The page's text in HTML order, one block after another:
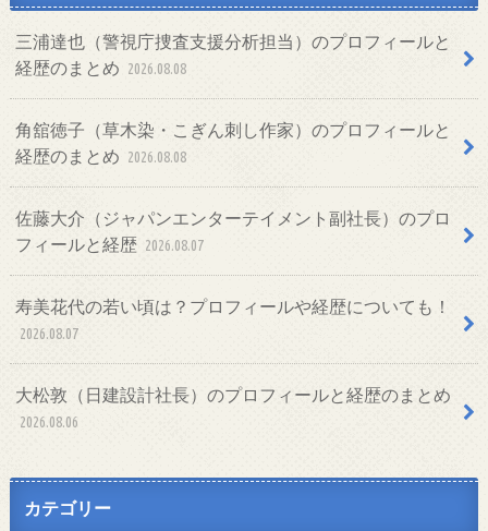
三浦達也（警視庁捜査支援分析担当）のプロフィールと
経歴のまとめ 2026.08.08
角舘徳子（草木染・こぎん刺し作家）のプロフィールと
経歴のまとめ 2026.08.08
佐藤大介（ジャパンエンターテイメント副社長）のプロ
フィールと経歴 2026.08.07
寿美花代の若い頃は？プロフィールや経歴についても！
2026.08.07
大松敦（日建設計社長）のプロフィールと経歴のまとめ
2026.08.06
カテゴリー